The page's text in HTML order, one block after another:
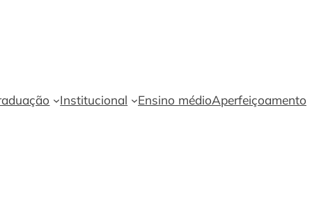
Institucional Ensino médioAperfeiçoamento